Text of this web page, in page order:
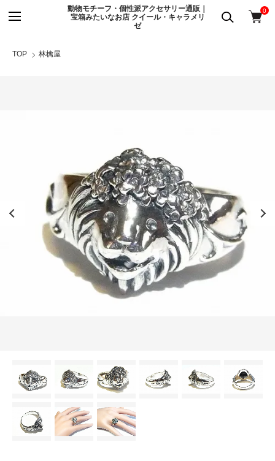
動物モチーフ・個性派アクセサリー通販｜
宝箱みたいなお店 クイール・キャラメリ
ゼ
0
TOP 林檎屋